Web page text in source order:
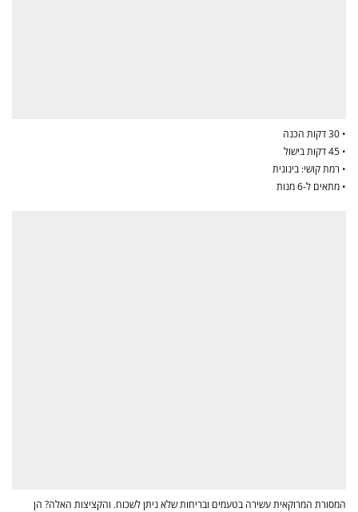
• 30 דקות הכנה
• 45 דקות בישול
• רמת קושי: בינונית
• מתאים ל-6 מנות
המסורת המרוקאית עשירה בטעמים ובריחות שלא ניתן לשכוח. והקציצות האלה? הן